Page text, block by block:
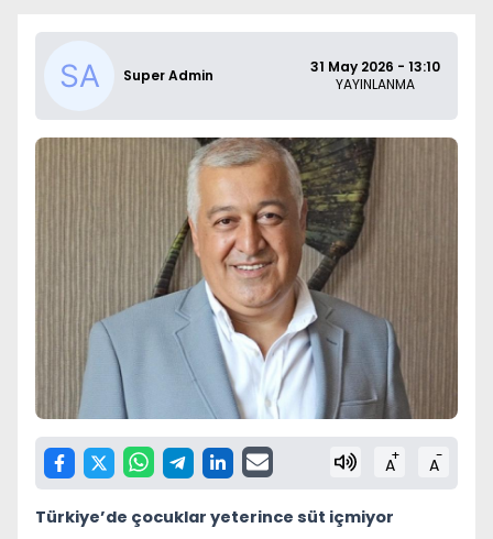
Super Admin
31 May 2026 - 13:10
YAYINLANMA
A+ A-
Türkiye’de çocuklar yeterince süt içmiyor